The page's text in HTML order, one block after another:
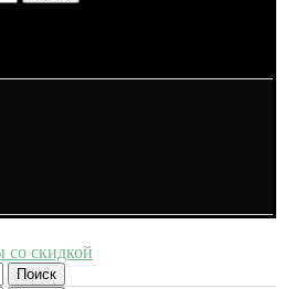
Поиск